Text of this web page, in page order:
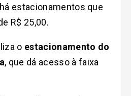
estacionamentos que
R$ 25,00.
o estacionamento do
, que dá acesso à faixa